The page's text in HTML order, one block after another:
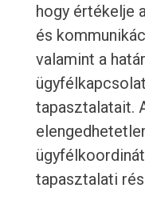
hogy értékelje
és
valamint a
tapasztalatait.
tapasztalati